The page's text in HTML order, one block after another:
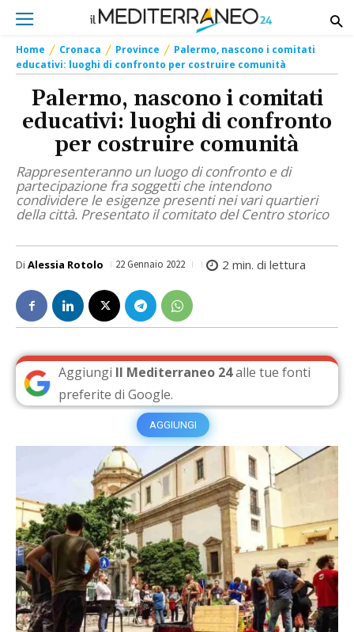
Home Cronaca Province
Palermo, nascono i comitati
educativi: luoghi di confronto per costruire comunità
Palermo, nascono i comitati
educativi: luoghi di confronto
per costruire comunità
Rappresenteranno un luogo di confronto e di
partecipazione fra soggetti che intendono
condividere le esigenze presenti nei vari quartieri
della città. Presentato il comitato del Centro storico
Di Alessia Rotolo 22 Gennaio 2022 2 min. di lettura
Aggiungi Il Mediterraneo 24alle tue fonti
preferite di Google.
AGGIUNGI